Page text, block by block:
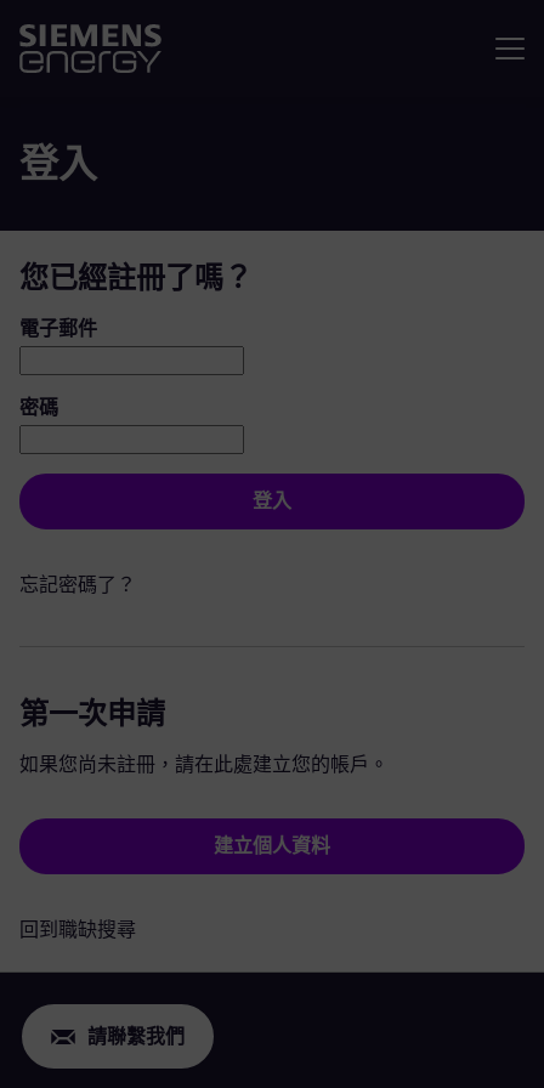
登入
您已經註冊了嗎？
登入：使用者和密碼
電子郵件
密碼
登入
忘記密碼了？
第一次申請
如果您尚未註冊，請在此處建立您的帳戶。
建立個人資料
回到職缺搜尋
請聯繫我們